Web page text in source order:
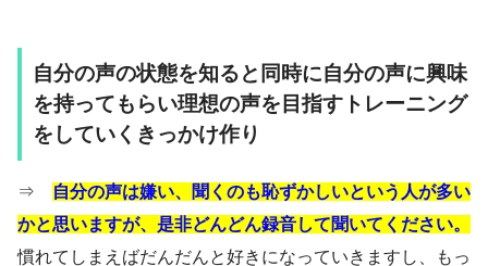
自分の声の状態を知ると同時に自分の声に興味
を持ってもらい理想の声を目指すトレーニング
をしていくきっかけ作り
⇒
自分の声は嫌い、聞くのも恥ずかしいという人が多い
かと思いますが、是非どんどん録音して聞いてください。
慣れてしまえばだんだんと好きになっていきますし、もっ